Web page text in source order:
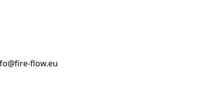
flow.eu